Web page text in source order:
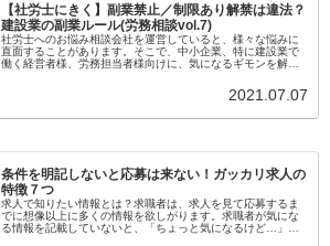
【社労士にきく】副業禁止／制限あり解禁は違法？
建設業の副業ルール(労務相談vol.7)
社労士へのお悩み相談会社を運営していると、様々な悩みに
直面することがあります。そこで、中小企業、特に建設業で
働く経営者様、労務担当者様向けに、気になるギモンを解決
2021.07.07
条件を明記しないと応募は来ない！ガッカリ求人の
特徴７つ
求人で知りたい情報とは？求職者は、求人を見て応募するま
でに想像以上に多くの情報を欲しがります。求職者が気にな
る情報を記載していないと、「ちょっと気になるけど…」と